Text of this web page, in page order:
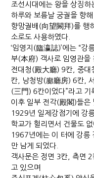
조선시대에는 왕을 상징
하루와 보름날 궁궐을 향
향망궐배(向望闕拜)를 행
소로도 사용하였다.
‘임영지(臨瀛誌)’에는 “
부(本府) 객사로 임영관을
전대청(殿大廳) 9칸, 중
칸, 낭청방(廊廳房) 6칸,
(三門) 6칸이었다”라고 기
이후 일부 전각(殿閣)들은
1929년 일제강점기에 강
학교가 헐리면서 건물도
1967년에는 이 터에 강릉
만 남게 되었다.
객사문은 정면 3칸, 측면
고 있으며